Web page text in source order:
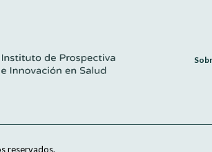
reservados.